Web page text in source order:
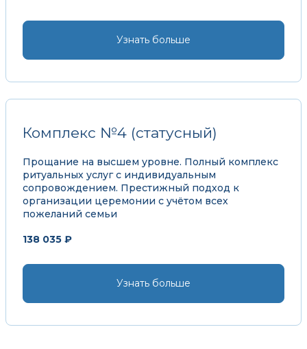
Узнать больше
Комплекс №4 (статусный)
Прощание на высшем уровне. Полный комплекс
ритуальных услуг с индивидуальным
сопровождением. Престижный подход к
организации церемонии с учётом всех
пожеланий семьи
138 035 ₽
Узнать больше